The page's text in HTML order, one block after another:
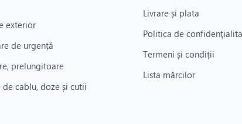
exterior
de urgență
prelungitoare
de cablu, doze și cutii
Livrare și plata
Politica de
Termeni și condiții
Lista mărcilor